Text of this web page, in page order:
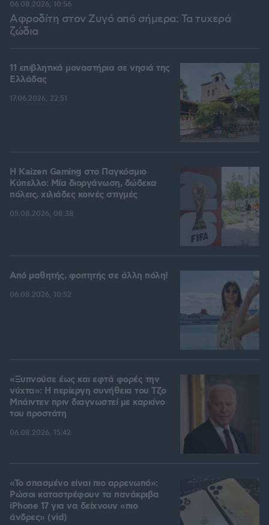
Αφροδίτη στον Ζυγό από σήμερα: Τα τυχερά
ζώδια
06.08.2026, 10:56
11 επιβλητικά μοναστήρια σε νησιά της
Ελλάδας
17.06.2026, 22:51
H Kaizen Gaming στο Παγκόσμιο
Kύπελλο: Μία διοργάνωση, δώδεκα
πόλεις, χιλιάδες κοινές στιγμές
05.08.2026, 08:38
Από μαθητής, φοιτητής σε άλλη πόλη!
06.08.2026, 10:52
«Ξυπνούσε έως και εφτά φορές την
νύχτα»: Η περίεργη συνήθεια του Τζο
Μπάιντεν πριν διαγνωστεί με καρκίνο
του προστάτη
06.08.2026, 15:42
«Το σπασμένο είναι πιο αρρενωπό»:
Ρώσοι καταστρέφουν τα πανάκριβα
iPhone 17 για να δείχνουν «πιο
άνδρες» (vid)